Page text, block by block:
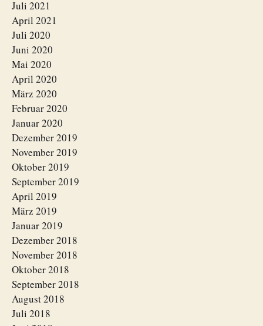
Juli 2021
April 2021
Juli 2020
Juni 2020
Mai 2020
April 2020
März 2020
Februar 2020
Januar 2020
Dezember 2019
November 2019
Oktober 2019
September 2019
April 2019
März 2019
Januar 2019
Dezember 2018
November 2018
Oktober 2018
September 2018
August 2018
Juli 2018